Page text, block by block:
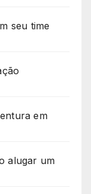
seu time
em
alugar um